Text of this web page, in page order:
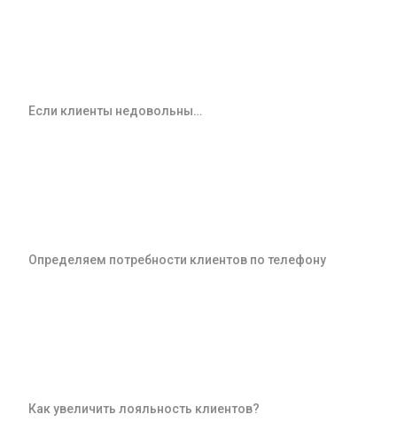
Если клиенты недовольны…
Определяем потребности клиентов по телефону
Как увеличить лояльность клиентов?